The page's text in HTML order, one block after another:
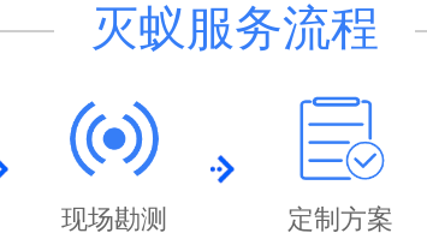
灭蚁服务流程
现场勘测 定制方案